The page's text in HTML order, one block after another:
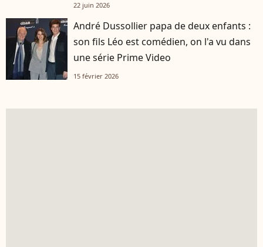
22 juin 2026
André Dussollier papa de deux enfants :
son fils Léo est comédien, on l'a vu dans
une série Prime Video
15 février 2026